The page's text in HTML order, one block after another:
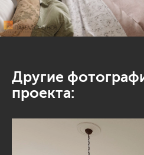
Другие
проекта: